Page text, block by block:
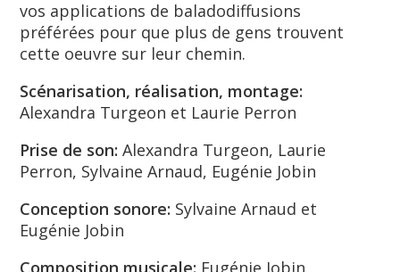
vos applications de baladodiffusions
préférées pour que plus de gens trouvent
cette oeuvre sur leur chemin.
Scénarisation, réalisation, montage:
Alexandra Turgeon et Laurie Perron
Prise de son: Alexandra Turgeon, Laurie
Perron, Sylvaine Arnaud, Eugénie Jobin
Conception sonore: Sylvaine Arnaud et
Eugénie Jobin
Composition musicale: Eugénie Jobin